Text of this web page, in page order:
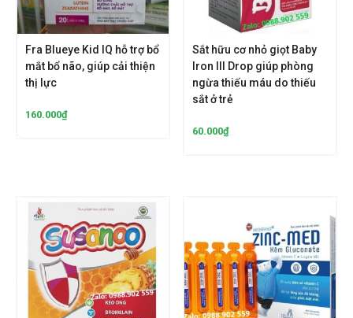
Fra Blueye Kid IQ hỗ trợ bổ
mắt bổ não, giúp cải thiện
thị lực
160.000₫
Sắt hữu cơ nhỏ giọt Baby
Iron III Drop giúp phòng
ngừa thiếu máu do thiếu
sắt ở trẻ
60.000₫